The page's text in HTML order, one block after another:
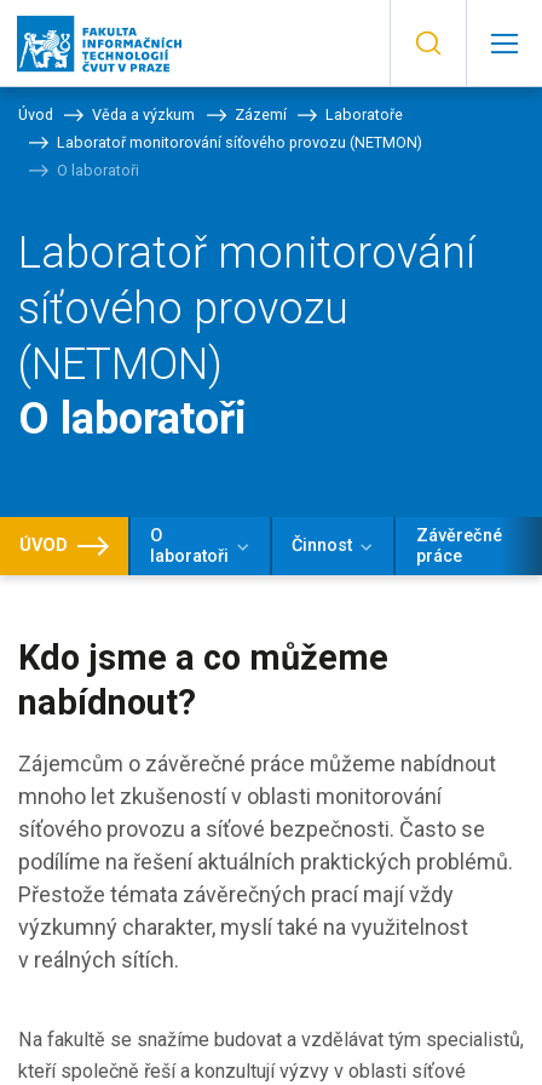
Úvod Věda a výzkum Zázemí
Laboratoře
Laboratoř monitorování síťového provozu (NETMON)
O laboratoři
Laboratoř monitorování
síťového provozu
(NETMON)
O laboratoři
ÚVOD
O
laboratoři
Činnost
Závěrečné
práce
Kdo jsme a co můžeme
nabídnout?
Zájemcům o závěrečné práce můžeme nabídnout
mnoho let zkušeností v oblasti monitorování
síťového provozu a síťové bezpečnosti. Často se
podílíme na řešení aktuálních praktických problémů.
Přestože témata závěrečných prací mají vždy
výzkumný charakter, myslí také na využitelnost
v reálných sítích.
Na fakultě se snažíme budovat a vzdělávat tým specialistů,
kteří společně řeší a konzultují výzvy v oblasti síťové